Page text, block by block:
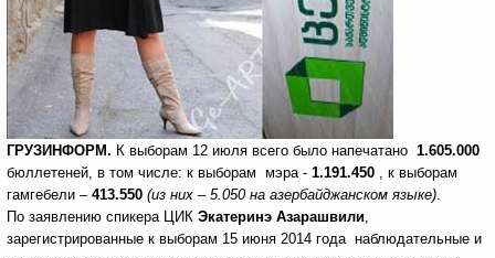
ГРУЗИНФОРМ. К выборам 12 июля всего было напечатано 1.605.000
бюллетеней, в том числе: к выборам мэра - 1.191.450 , к выборам
гамгебели – 413.550 (из них – 5.050 на азербайджанском языке).
По заявлению спикера ЦИК Экатеринэ Азарашвили,
зарегистрированные к выборам 15 июня 2014 года наблюдательные и